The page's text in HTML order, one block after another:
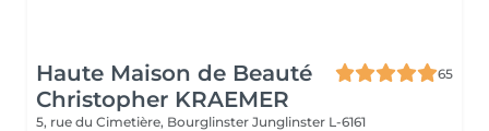
Haute Maison de Beauté
Christopher KRAEMER
65
5, rue du Cimetière, Bourglinster Junglinster L-6161